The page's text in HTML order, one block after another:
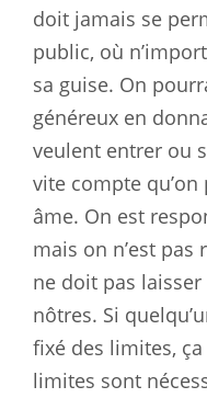
doit jamais se
public, où
sa guise. On
généreux en
veulent entrer ou
vite compte
âme. On est
mais on n’est pas
ne doit pas
nôtres. Si
fixé des limites,
limites sont